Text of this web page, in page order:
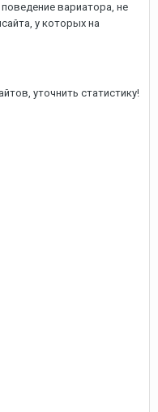
вариатора, не
у которых на
уточнить статистику!